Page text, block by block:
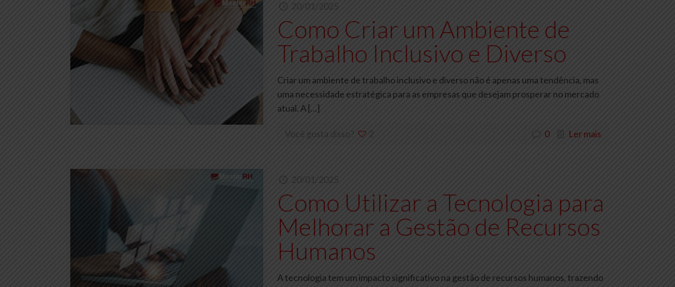
20/01/2025
Como Criar um Ambiente de
Trabalho Inclusivo e Diverso
Criar um ambiente de trabalho inclusivo e diverso não é apenas uma tendência, mas
uma necessidade estratégica para as empresas que desejam prosperar no mercado
atual. A[…]
Você gosta disso? 2 0 Ler mais
20/01/2025
Como Utilizar a Tecnologia para
Melhorar a Gestão de Recursos
Humanos
A tecnologia tem um impacto significativo na gestão de recursos humanos, trazendo